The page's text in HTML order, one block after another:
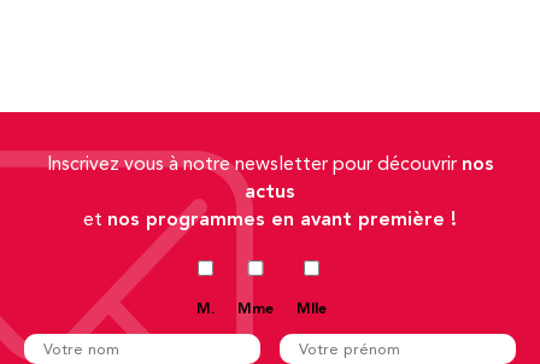
Inscrivez vous à notre newsletter pour découvrir nos
actus
et nos programmes en avant première !
M. Mme Mlle